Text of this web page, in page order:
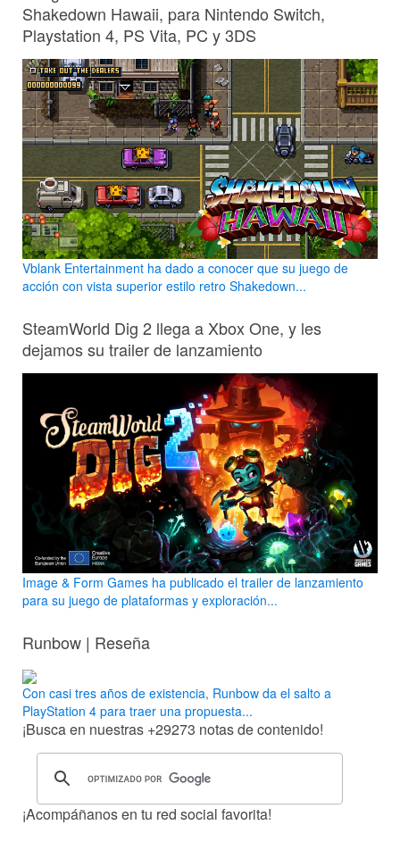
Shakedown Hawaii, para Nintendo Switch,
Playstation 4, PS Vita, PC y 3DS
Vblank Entertainment ha dado a conocer que su juego de
acción con vista superior estilo retro Shakedown...
SteamWorld Dig 2 llega a Xbox One, y les
dejamos su trailer de lanzamiento
Image & Form Games ha publicado el trailer de lanzamiento
para su juego de plataformas y exploración...
Runbow | Reseña
Con casi tres años de existencia, Runbow da el salto a
PlayStation 4 para traer una propuesta...
¡Busca en nuestras +29273 notas de contenido!
¡Acompáñanos en tu red social favorita!